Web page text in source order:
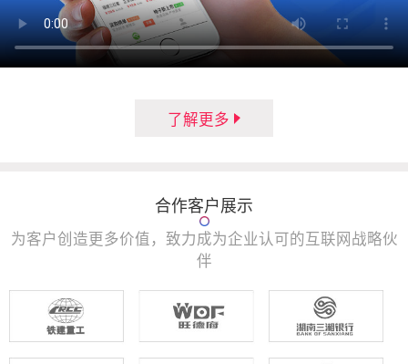
了解更多
合作客户展示
为客户创造更多价值，致力成为企业认可的互联网战略伙
伴